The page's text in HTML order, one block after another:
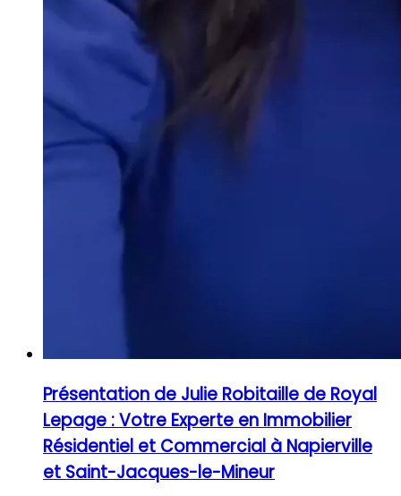
Présentation de Julie Robitaille de Royal
Lepage : Votre Experte en Immobilier
Résidentiel et Commercial à Napierville
et Saint-Jacques-le-Mineur